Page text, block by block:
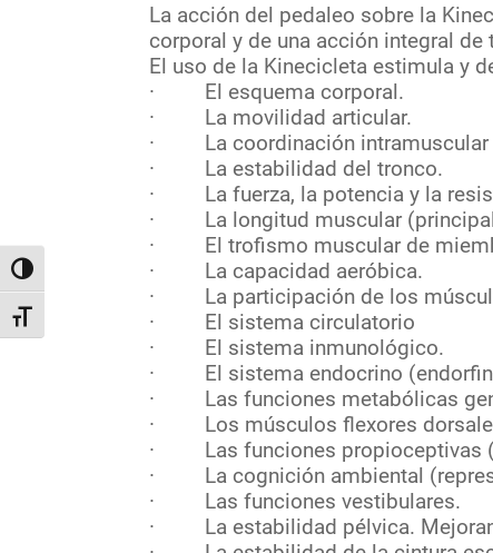
Alternar alto contraste
Alternar tamaño de letra
La acción del pedaleo sobre la
corporal y de una acción integral
El uso de la Kinecicleta estimula y
· El esquema corporal.
· La movilidad articular.
· La coordinación intramuscular
· La estabilidad del tronco.
· La fuerza, la potencia y la
· La longitud muscular
· El trofismo muscular de
· La capacidad aeróbica.
· La participación de los
· El sistema circulatorio
· El sistema inmunológico.
· El sistema endocrino
· Las funciones metabólicas
· Los músculos flexores
· Las funciones propioceptivas
· La cognición ambiental
· Las funciones vestibulares.
· La estabilidad pélvica.